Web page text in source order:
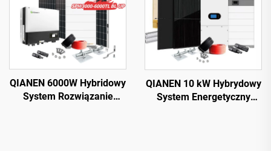
QIANEN 6000W Hybridowy
System Rozwiązanie
QIANEN 10 kW Hybrydowy
System Energetyczny